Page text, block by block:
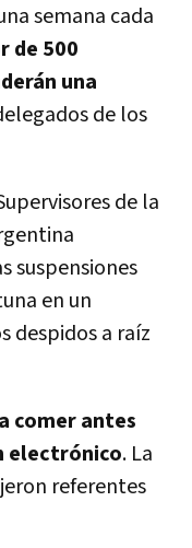
semana cada
de 500
una
de los
de la
suspensiones
en un
despidos a raíz
comer antes
electrónico. La
referentes